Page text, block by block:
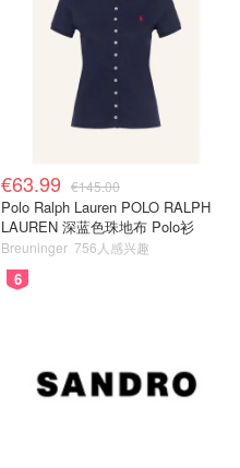
€63.99 €145.00
Polo Ralph Lauren POLO RALPH
LAUREN 深蓝色珠地布 Polo衫
Breuninger 756人感兴趣
6